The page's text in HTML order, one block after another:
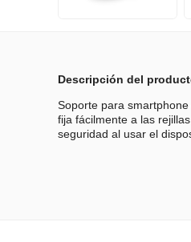
Descripción del
Soporte para
fija fácilmente a las
seguridad al usar el